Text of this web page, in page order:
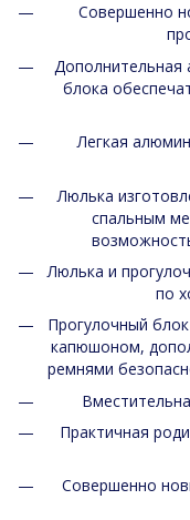
Совершенно
Дополнительная
блока
Легкая
Люлька
спальным
Люлька и
по
Прогулочный
капюшоном,
ремнями
Практичная
Совершенно